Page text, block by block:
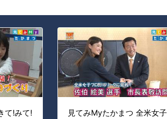
て!みて!
見てみMyたかまつ 全米女子